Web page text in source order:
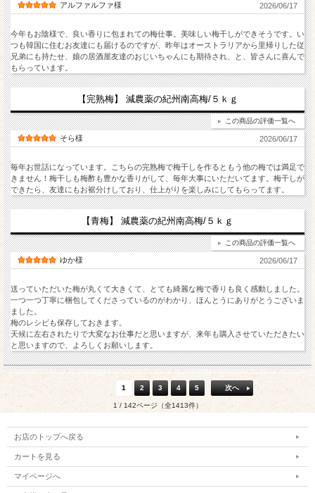
アルファルファ様 2026/06/17
今年もお陰様で、良い香りに包まれての梅仕事。美味しい梅干しができそうです。い
つも韓国に住むお友達にも届けるのですが、昨年はオーストラリアから里帰りした従
兄弟にも持たせ、娘の居酒屋友達のおじいちゃんにも期待され、と、皆さんに喜んで
もらっています。
【完熟梅】 減農薬の紀州南高梅/５ｋｇ
この商品の評価一覧へ
そら様 2026/06/17
毎年お世話になっています。こちらの完熟梅で梅干しを作るともう他の梅では満足で
きません！梅干しも梅酢も豊かな香りがして、毎年大事にいただいてます。梅干しが
できたら、友達にもお裾分けしており、仕上がりを楽しみにしてもらってます。
【青梅】 減農薬の紀州南高梅/５ｋｇ
この商品の評価一覧へ
ゆか様 2026/06/17
送っていただいた梅が丸くて大きくて、とても綺麗な梅で香りも良く感動しました。
一つ一つ丁寧に梱包してくださっているのがわかり、ほんとうにありがとうございま
ました。
梅のレシビも保存しておきます。
天候に左右されたりで大変なお仕事だと思いますが、来年も購入させていただきたい
と思いますので、よろしくお願いします。
1 2 3 4 5 次へ
1 / 142ページ（全1413件）
お店のトップへ戻る
カートを見る
マイページへ